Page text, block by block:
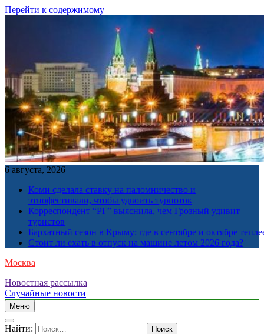
Перейти к содержимому
6 августа, 2026
Коми сделала ставку на паломничество и
этнофестивали, чтобы удвоить турпоток
Корреспондент “РГ” выяснила, чем Грозный удивит
туристов
Бархатный сезон в Крыму: где в сентябре и октябре
Стоит ли ехать в отпуск на машине летом 2026 года?
Москва
Новостная рассылка
Случайные новости
Меню
Найти: